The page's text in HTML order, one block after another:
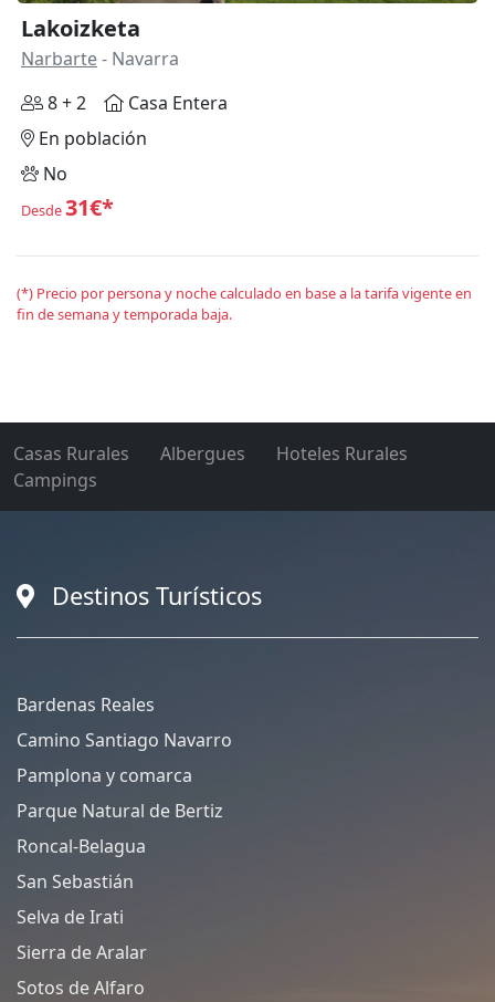
Lakoizketa
Narbarte- Navarra
8 + 2
Casa Entera
En población
No
Desde31€*
(*) Precio por persona y noche calculado en base a la tarifa vigente en
fin de semana y temporada baja.
Casas Rurales Albergues
Hoteles Rurales
Campings
Destinos Turísticos
Bardenas Reales
Camino Santiago Navarro
Pamplona y comarca
Parque Natural de Bertiz
Roncal-Belagua
San Sebastián
Selva de Irati
Sierra de Aralar
Sotos de Alfaro